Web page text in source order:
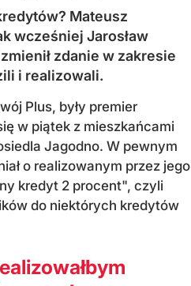
Mateusz
wcześniej Jarosław
zdanie w zakresie
i realizowali.
Plus, były premier
w piątek z mieszkańcami
Jagodno. W pewnym
o realizowanym przez jego
kredyt 2 procent", czyli
do niektórych kredytów